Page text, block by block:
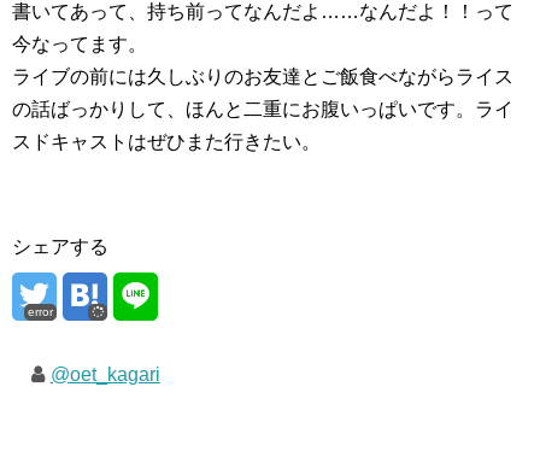
書いてあって、持ち前ってなんだよ……なんだよ！！って
今なってます。
ライブの前には久しぶりのお友達とご飯食べながらライス
の話ばっかりして、ほんと二重にお腹いっぱいです。ライ
スドキャストはぜひまた行きたい。
シェアする
error
@oet_kagari